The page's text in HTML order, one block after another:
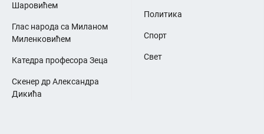
Шаровићем
Глас народа са Миланом
Миленковићем
Катедра професора Зеца
Скенер др Александра
Дикића
Политика
Спорт
Свет